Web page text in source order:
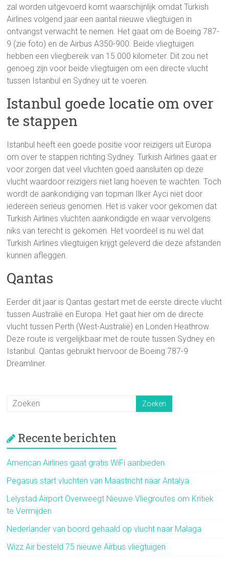
zal worden uitgevoerd komt waarschijnlijk omdat Turkish
Airlines volgend jaar een aantal nieuwe vliegtuigen in
ontvangst verwacht te nemen. Het gaat om de Boeing 787-
9 (zie foto) en de Airbus A350-900. Beide vliegtuigen
hebben een vliegbereik van 15.000 kilometer. Dit zou net
genoeg zijn voor beide vliegtuigen om een directe vlucht
tussen Istanbul en Sydney uit te voeren.
Istanbul goede locatie om over
te stappen
Istanbul heeft een goede positie voor reizigers uit Europa
om over te stappen richting Sydney. Turkish Airlines gaat er
voor zorgen dat veel vluchten goed aansluiten op deze
vlucht waardoor reizigers niet lang hoeven te wachten. Toch
wordt de aankondiging van topman Ilker Ayci niet door
iedereen serieus genomen. Het is vaker voor gekomen dat
Turkish Airlines vluchten aankondigde en waar vervolgens
niks van terecht is gekomen. Het voordeel is nu wel dat
Turkish Airlines vliegtuigen krijgt geleverd die deze afstanden
kunnen afleggen.
Qantas
Eerder dit jaar is Qantas gestart met de eerste directe vlucht
tussen Australië en Europa. Het gaat hier om de directe
vlucht tussen Perth (West-Australië) en Londen Heathrow.
Deze route is vergelijkbaar met de route tussen Sydney en
Istanbul. Qantas gebruikt hiervoor de Boeing 787-9
Dreamliner.
Recente berichten
American Airlines gaat gratis WiFi aanbieden
Pegasus start vluchten van Maastricht naar Antalya
Lelystad Airport Overweegt Nieuwe Vliegroutes om Kritiek
te Vermijden
Nederlander van boord gehaald op vlucht naar Malaga
Wizz Air besteld 75 nieuwe Airbus vliegtuigen